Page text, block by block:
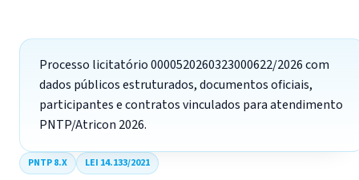
Processo licitatório 0000520260323000622/2026 com
dados públicos estruturados, documentos oficiais,
participantes e contratos vinculados para atendimento
PNTP/Atricon 2026.
PNTP 8.X LEI 14.133/2021